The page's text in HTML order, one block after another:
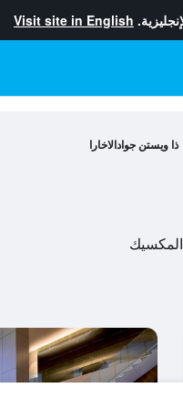
Visit site in English
ذا ويستن جوادالاخارا